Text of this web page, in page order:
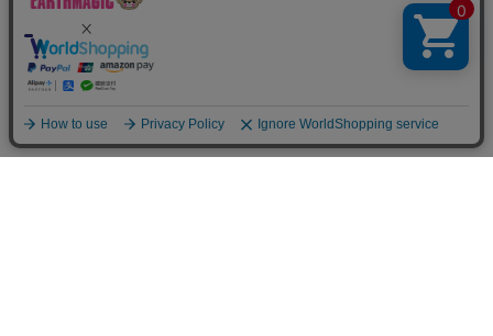
Home Item Cart MyPage Mail